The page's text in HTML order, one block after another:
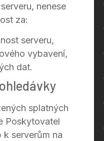
nenese
za:
serveru,
vybavení,
dat.
splatných
Poskytovatel
serverům na